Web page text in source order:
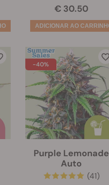
€ 30.50
-40%
Purple Lemonade
Auto
(41)